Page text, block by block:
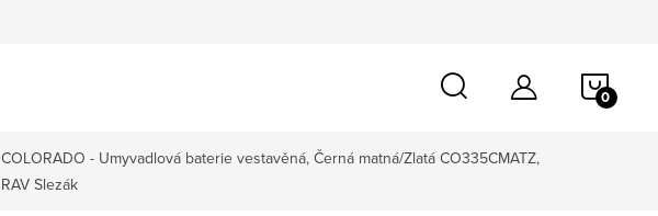
COLORADO - Umyvadlová baterie vestavěná, Černá matná/Zlatá CO335CMATZ,
RAV Slezák